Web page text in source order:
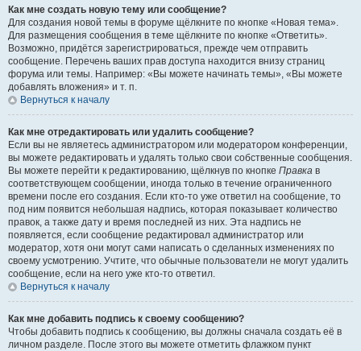
Как мне создать новую тему или сообщение?
Для создания новой темы в форуме щёлкните по кнопке «Новая тема».
Для размещения сообщения в теме щёлкните по кнопке «Ответить».
Возможно, придётся зарегистрироваться, прежде чем отправить
сообщение. Перечень ваших прав доступа находится внизу страниц
форума или темы. Например: «Вы можете начинать темы», «Вы можете
добавлять вложения» и т. п.
Вернуться к началу
Как мне отредактировать или удалить сообщение?
Если вы не являетесь администратором или модератором конференции,
вы можете редактировать и удалять только свои собственные сообщения.
Вы можете перейти к редактированию, щёлкнув по кнопке Правка в
соответствующем сообщении, иногда только в течение ограниченного
времени после его создания. Если кто-то уже ответил на сообщение, то
под ним появится небольшая надпись, которая показывает количество
правок, а также дату и время последней из них. Эта надпись не
появляется, если сообщение редактировал администратор или
модератор, хотя они могут сами написать о сделанных изменениях по
своему усмотрению. Учтите, что обычные пользователи не могут удалить
сообщение, если на него уже кто-то ответил.
Вернуться к началу
Как мне добавить подпись к своему сообщению?
Чтобы добавить подпись к сообщению, вы должны сначала создать её в
личном разделе. После этого вы можете отметить флажком пункт